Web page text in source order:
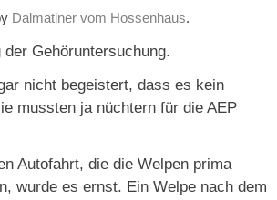
Dalmatiner vom Hossenhaus.
der Gehöruntersuchung.
nicht begeistert, dass es kein
mussten ja nüchtern für die AEP
Autofahrt, die die Welpen prima
wurde es ernst. Ein Welpe nach dem